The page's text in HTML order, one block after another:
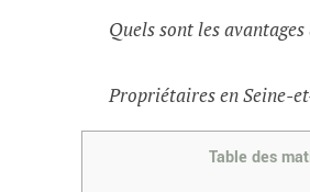
Quels sont les
Propriétaires en Seine-
Table des